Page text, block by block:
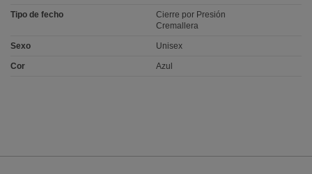
Tipo de fecho
Cierre por Presión
Cremallera
Sexo Unisex
Cor Azul